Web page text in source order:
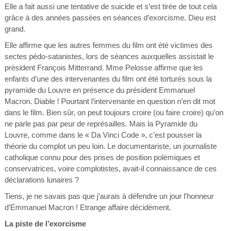
Elle a fait aussi une tentative de suicide et s’est tirée de tout cela
grâce à des années passées en séances d’exorcisme. Dieu est
grand.
Elle affirme que les autres femmes du film ont été victimes des
sectes pédo-satanistes, lors de séances auxquelles assistait le
président François Mitterrand. Mme Pelosse affirme que les
enfants d’une des intervenantes du film ont été torturés sous la
pyramide du Louvre en présence du président Emmanuel
Macron. Diable ! Pourtant l’intervenante en question n’en dit mot
dans le film. Bien sûr, on peut toujours croire (ou faire croire) qu’on
ne parle pas par peur de représailles. Mais la Pyramide du
Louvre, comme dans le « Da Vinci Code », c’est pousser la
théorie du complot un peu loin. Le documentariste, un journaliste
catholique connu pour des prises de position polémiques et
conservatrices, voire complotistes, avait-il connaissance de ces
déclarations lunaires ?
Tiens, je ne savais pas que j’aurais à défendre un jour l’honneur
d’Emmanuel Macron ! Etrange affaire décidément.
La piste de l’exorcisme